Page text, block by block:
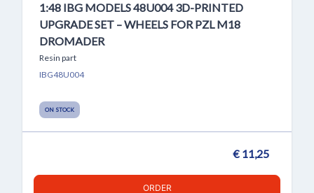
1:48 IBG MODELS 48U004 3D-PRINTED
UPGRADE SET – WHEELS FOR PZL M18
DROMADER
Resin part
IBG48U004
ON STOCK
€ 11,25
ORDER